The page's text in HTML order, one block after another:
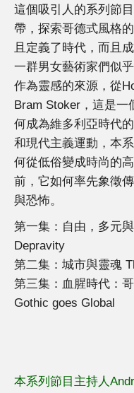
這個吸引人的系列節
帶，探索哥德式風格
且定義了時代，而且
一群男女藝術家們似
作為靈感的來源，從
Bram Stoker，這是
何成為維多利亞時代
和現代主義運動，本
何從低俗變成時尚的
前，它如何率先象徵
與恐怖。
第一集：自由，多元
Depravity
第二集：城市與靈魂
第三集：血腥時代：
Gothic goes Global
本系列節目主持人